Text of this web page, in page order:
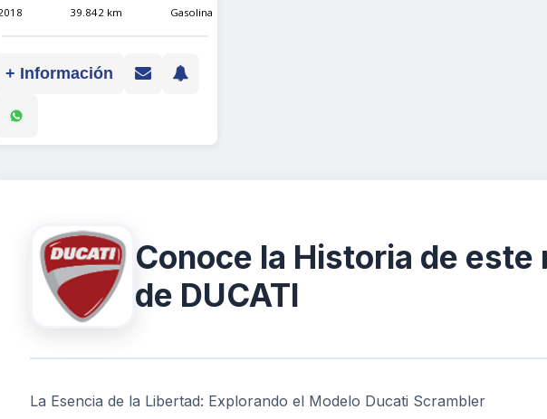
39.842 km Gasolina
+ Información
Conoce la Historia de este
de DUCATI
La Esencia de la Libertad: Explorando el Modelo Ducati Scrambler